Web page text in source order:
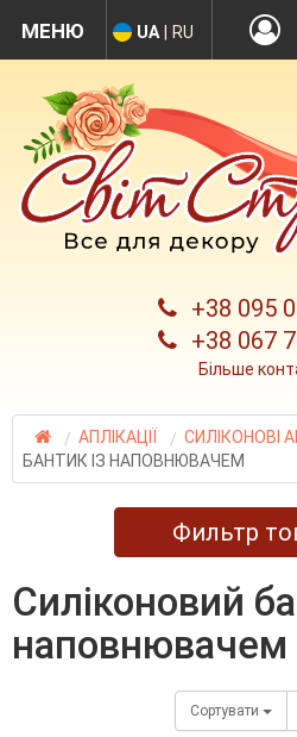
+38 095
+38 067
Більше
UA RU
АПЛІКАЦІЇ СИЛІКОНОВІ
БАНТИК ІЗ НАПОВНЮВАЧЕМ
Фильтр
силіконовий бантик із
наповнювачем
Сортувати